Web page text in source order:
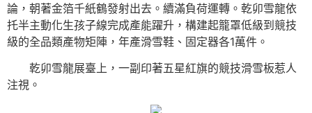
論，朝著金箔千紙鶴發射出去。續滿負荷運轉。乾卯雪龍依
托半主動化生孩子線完成產能躍升，構建起籠罩低級到競技
級的全品類產物矩陣，年產滑雪鞋、固定器各1萬件。
乾卯雪龍展臺上，一副印著五星紅旗的競技滑雪板惹人
注視。